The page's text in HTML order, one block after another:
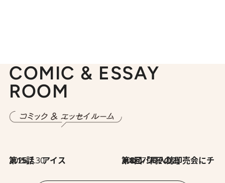
COMIC & ESSAY
ROOM
2026.7.30
第15話 アイス 2026.7.30
第8回「同人誌即売会にチャレンジ その2」